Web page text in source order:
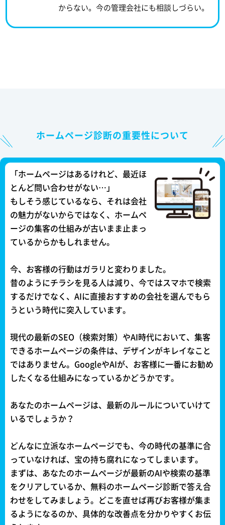
からない。今の管理会社にも相談しづらい。
ホームページ診断の重要性について
「ホームページはあるけれど、最近ほ
とんど問い合わせがない…」
もしそう感じているなら、それは会社
の魅力がないからではなく、ホームペ
ージの集客の仕組みが古いまま止まっ
ているからかもしれません。
今、お客様の行動はガラリと変わりました。
昔のようにチラシを見る人は減り、今ではスマホで検索
するだけでなく、AIに直接おすすめの会社を選んでもら
うという時代に突入しています。
現代の最新のSEO（検索対策）やAI時代において、集客
できるホームページの条件は、デザインがキレイなこと
ではありません。GoogleやAIが、お客様に一番にお勧め
したくなる仕組みになっているかどうかです。
あなたのホームページは、最新のルールについていけて
いるでしょうか？
どんなに立派なホームページでも、今の時代の基準に合
っていなければ、宝の持ち腐れになってしまいます。
まずは、あなたのホームページが最新のAIや検索の基準
をクリアしているか、無料のホームページ診断で答え合
わせをしてみましょう。どこを直せば再びお客様が集ま
るようになるのか、具体的な改善点を分かりやすくお伝